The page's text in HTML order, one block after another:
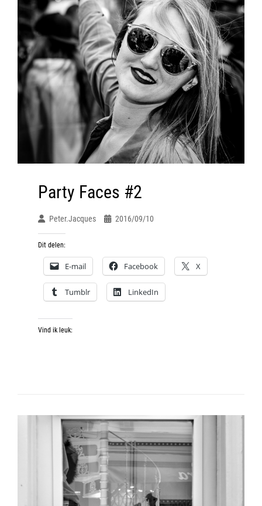
Party Faces #2
Peter.jacques 2016/09/10
Dit delen:
E-mail Facebook X
Tumblr LinkedIn
Vind ik leuk: